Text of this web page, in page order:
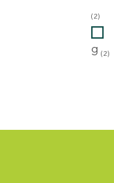
(2)
g (2)